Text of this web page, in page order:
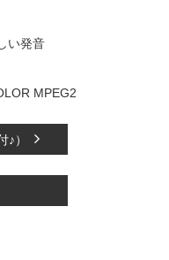
い発音
MPEG2
）